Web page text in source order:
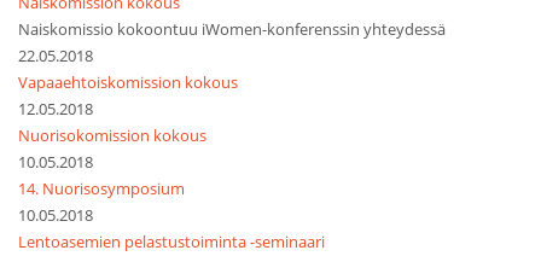
Naiskomissio kokoontuu iWomen-konferenssin yhteydessä
22.05.2018
Vapaaehtoiskomission kokous
12.05.2018
Nuorisokomission kokous
10.05.2018
14. Nuorisosymposium
10.05.2018
Lentoasemien pelastustoiminta -seminaari